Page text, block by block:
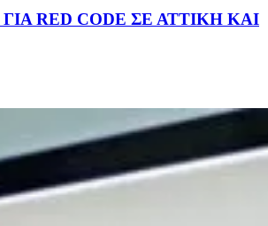
RED CODE ΣΕ ΑΤΤΙΚΗ ΚΑΙ